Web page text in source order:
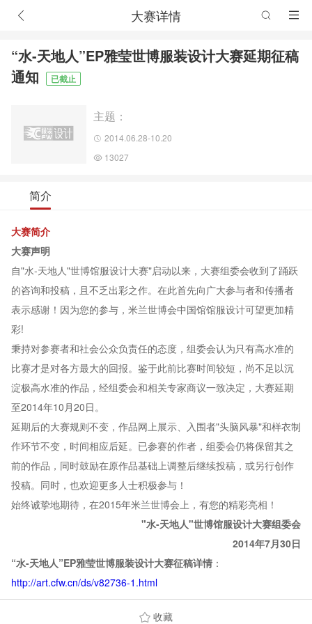
大赛详情
“水-天地人”EP雅莹世博服装设计大赛延期征稿
通知
已截止
主题：
2014.06.28-10.20
13027
简介
大赛简介
大赛声明
自"水-天地人"世博馆服设计大赛"启动以来，大赛组委会收到了踊跃
的咨询和投稿，且不乏出彩之作。在此首先向广大参与者和传播者
表示感谢！因为您的参与，米兰世博会中国馆馆服设计可望更加精
彩!
秉持对参赛者和社会公众负责任的态度，组委会认为只有高水准的
比赛才是对各方最大的回报。鉴于此前比赛时间较短，尚不足以沉
淀极高水准的作品，经组委会和相关专家商议一致决定，大赛延期
至2014年10月20日。
延期后的大赛规则不变，作品网上展示、入围者"头脑风暴"和样衣制
作环节不变，时间相应后延。已参赛的作者，组委会仍将保留其之
前的作品，同时鼓励在原作品基础上调整后继续投稿，或另行创作
投稿。同时，也欢迎更多人士积极参与！
始终诚挚地期待，在2015年米兰世博会上，有您的精彩亮相！
"水-天地人"世博馆服设计大赛组委会
2014年7月30日
“水-天地人”EP雅莹世博服装设计大赛征稿详情 ：
http://art.cfw.cn/ds/v82736-1.html
收藏